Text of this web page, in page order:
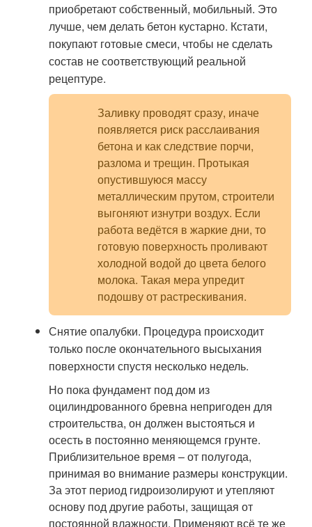
приобретают собственный, мобильный. Это
лучше, чем делать бетон кустарно. Кстати,
покупают готовые смеси, чтобы не сделать
состав не соответствующий реальной
рецептуре.
Заливку проводят сразу, иначе
появляется риск расслаивания
бетона и как следствие порчи,
разлома и трещин. Протыкая
опустившуюся массу
металлическим прутом, строители
выгоняют изнутри воздух. Если
работа ведётся в жаркие дни, то
готовую поверхность проливают
холодной водой до цвета белого
молока. Такая мера упредит
подошву от растрескивания.
Снятие опалубки. Процедура происходит
только после окончательного высыхания
поверхности спустя несколько недель.
Но пока фундамент под дом из
оцилиндрованного бревна непригоден для
строительства, он должен выстояться и
осесть в постоянно меняющемся грунте.
Приблизительное время – от полугода,
принимая во внимание размеры конструкции.
За этот период гидроизолируют и утепляют
основу под другие работы, защищая от
постоянной влажности. Применяют всё те же